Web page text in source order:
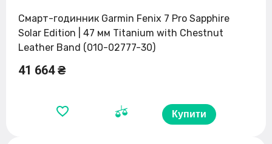
Смарт-годинник Garmin Fenix 7 Pro Sapphire
Solar Edition | 47 мм Titanium with Chestnut
Leather Band (010-02777-30)
41 664 ₴
Купити